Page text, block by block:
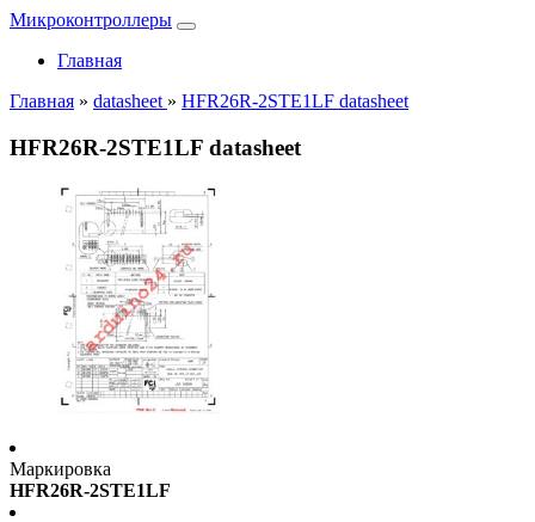
Микроконтроллеры
Главная
Главная » datasheet » HFR26R-2STE1LF datasheet
HFR26R-2STE1LF datasheet
Маркировка
HFR26R-2STE1LF